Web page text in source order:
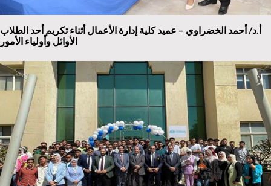
أ.د/ أحمد الخضراوي – عميد كلية إدارة الأعمال أثناء تكريم أحد الطلاب
الأوائل وأولياء الأمور